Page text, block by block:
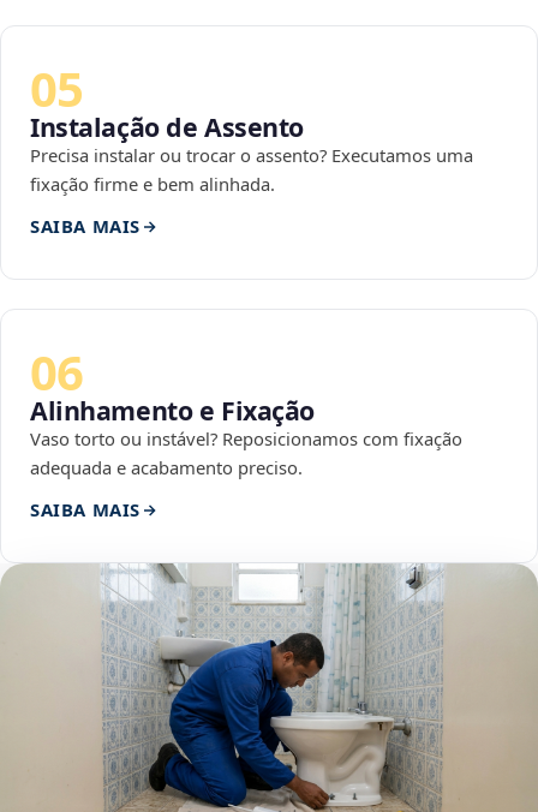
05
Instalação de Assento
Precisa instalar ou trocar o assento? Executamos uma
fixação firme e bem alinhada.
SAIBA MAIS
06
Alinhamento e Fixação
Vaso torto ou instável? Reposicionamos com fixação
adequada e acabamento preciso.
SAIBA MAIS